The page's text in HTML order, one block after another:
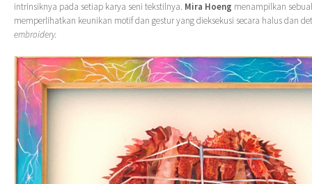
intrinsiknya pada setiap karya seni tekstilnya. Mira Hoeng menampilkan
memperlihatkan keunikan motif dan gestur yang dieksekusi secara halus dan
embroidery.